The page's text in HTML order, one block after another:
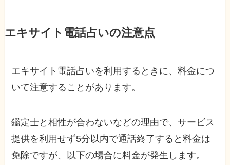
エキサイト電話占いの注意点
エキサイト電話占いを利用するときに、料金につ
いて注意することがあります。
鑑定士と相性が合わないなどの理由で、サービス
提供を利用せず5分以内で通話終了すると料金は
免除ですが、以下の場合に料金が発生します。